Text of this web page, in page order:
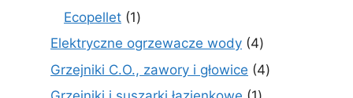
Ecopellet 11
Elektryczne ogrzewacze wody 44
produkty
Grzejniki C.O., zawory i głowice 44